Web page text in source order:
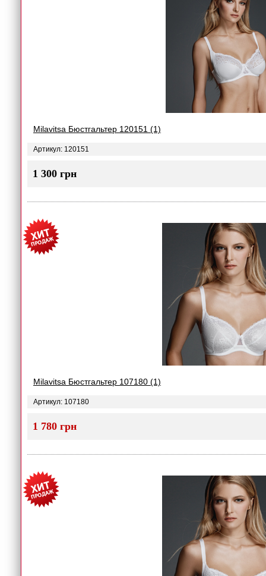
Milavitsa Бюстгальтер 120151 (1)
Артикул: 120151
1 300 грн
Milavitsa Бюстгальтер 107180 (1)
Артикул: 107180
1 780 грн